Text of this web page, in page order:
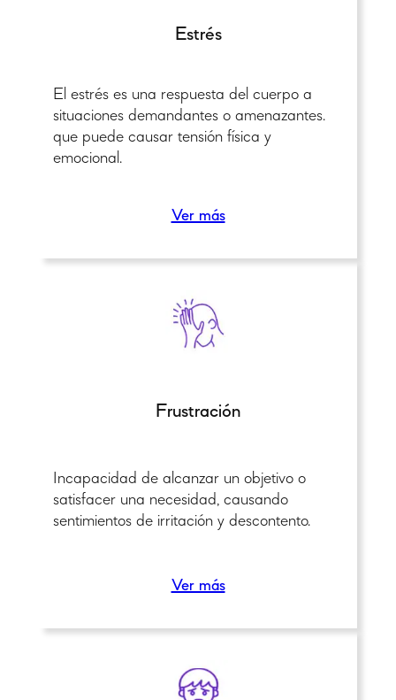
Estrés
El estrés es una respuesta del cuerpo a
situaciones demandantes o amenazantes.
que puede causar tensión física y
emocional.
Ver más
Frustración
Incapacidad de alcanzar un objetivo o
satisfacer una necesidad, causando
sentimientos de irritación y descontento.
Ver más